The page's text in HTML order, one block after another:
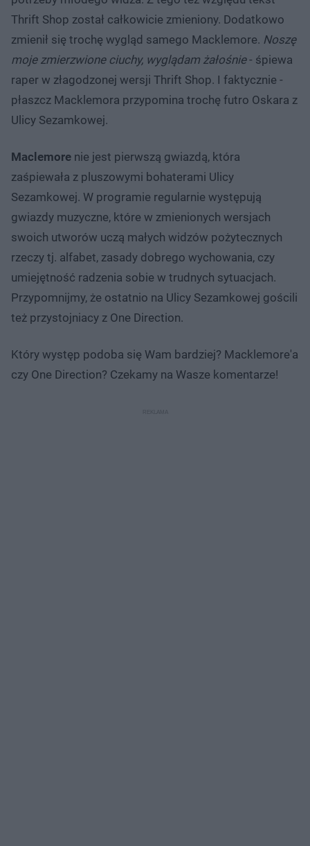
Thrift Shop został całkowicie zmieniony. Dodatkowo
zmienił się trochę wygląd samego Macklemore. Noszę
moje zmierzwione ciuchy, wyglądam żałośnie- śpiewa
raper w złagodzonej wersji Thrift Shop. I faktycznie -
płaszcz Macklemora przypomina trochę futro Oskara z
Ulicy Sezamkowej.
Maclemore nie jest pierwszą gwiazdą, która
zaśpiewała z pluszowymi bohaterami Ulicy
Sezamkowej. W programie regularnie występują
gwiazdy muzyczne, które w zmienionych wersjach
swoich utworów uczą małych widzów pożytecznych
rzeczy tj. alfabet, zasady dobrego wychowania, czy
umiejętność radzenia sobie w trudnych sytuacjach.
Przypomnijmy, że ostatnio na Ulicy Sezamkowej gościli
też przystojniacy z One Direction.
Który występ podoba się Wam bardziej? Macklemore'a
czy One Direction? Czekamy na Wasze komentarze!